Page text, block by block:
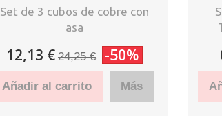
Set de 3 cubos de cobre con
asa
12,13 € 24,25 € -50%
Añadir al carrito Más